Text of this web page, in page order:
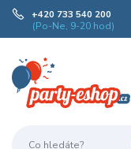
+420 733 540 200
(Po-Ne, 9-20 hod)